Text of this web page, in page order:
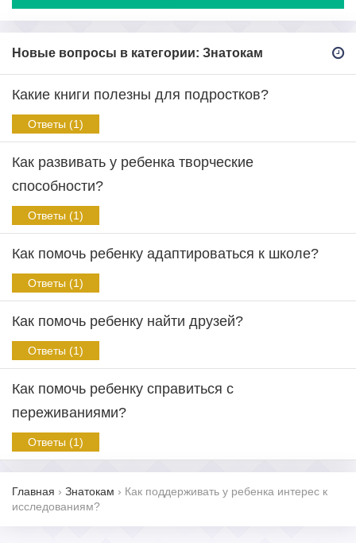
Новые вопросы в категории: Знатокам
Какие книги полезны для подростков?
Ответы (1)
Как развивать у ребенка творческие
способности?
Ответы (1)
Как помочь ребенку адаптироваться к школе?
Ответы (1)
Как помочь ребенку найти друзей?
Ответы (1)
Как помочь ребенку справиться с
переживаниями?
Ответы (1)
Главная › Знатокам › Как поддерживать у ребенка интерес к
исследованиям?